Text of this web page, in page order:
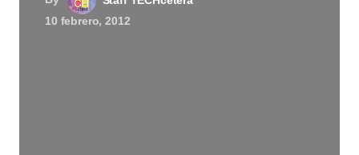
10 febrero, 2012